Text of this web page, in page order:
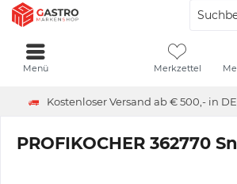
Kostenloser Versand ab € 500,- in
Merkzettel
Menü
PROFIKOCHER 362770